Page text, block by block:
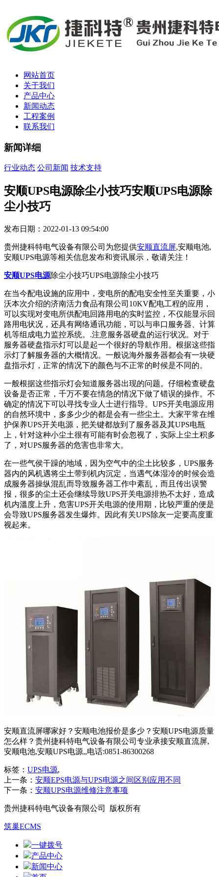
网站首页
关于我们
产品中心
新闻动态
工程案例
联系我们
新闻详细
行业动态 公司新闻 技术支持
安顺UPS电源除尘小技巧安顺UPS电源除
尘小技巧
发布日期：2022-01-13 09:54:00
贵州捷科特电气设备有限公司为您提供安顺直流屏,安顺电池,
安顺UPS电源等相关信息发布和资讯展示，敬请关注！
安顺UPS电源除尘小技巧UPS电源除尘小技巧
在当今配电设施的应用中，变电所的配电安全性至关重要，小
沃本次介绍的济南活力食品有限公司10KV配电工程的应用，
可以实现对变电所供配电回路用电的实时监控，不仅能显示回
路用电状况，还具有网络通讯功能，可以与串口服务器、计算
机等组成电力监控系统。.注意服务器硬盘的运行状况。对于
服务器硬盘指示灯可以是起一个很好的导航作用。根据这些指
示灯了解服务器的大概情况。一般说海外服务器都会有一块硬
盘指示灯，正常的情况下的颜色与不正常的时候是不同的。
一般根据这些指示灯会知道服务器出现的问题。仔细检查硬盘
设备是否正常，千万不要在情急的情况下做了错误的操作。不
确定的情况下可以寻找专业人士进行指导。UPS开关电源应用
的自然环境中，多多少少的都是会有一些尘土。大家平常在维
护保养UPS开关电源，把关键都放到了服务器及其UPS电瓶
上，针对这种小尘土很有可能有时会忽视了，实际上尘土积多
了，对UPS服务器的危害也非常大。
在一些气侯干躁的地域，因为空气中的尘土比较多，UPS服务
器内的风机遇将尘土带到机内沉定，当遇气体湿冷的时候会造
成服务器操纵混乱而导致服务器工作中紊乱，而且传出误警
报，很多的尘土还会继续导致UPS开关电源排热不太好，造成
机内溫度上升，危害UPS开关电源的使用期，比较严重的便是
会导致UPS服务器发生爆炸。因此有关UPS除灰一定要高度重
视起来。
安顺直流屏哪家好？安顺电池报价是多少？安顺UPS电源质量
怎么样？贵州捷科特电气设备有限公司专业承接安顺直流屏,
安顺电池,安顺UPS电源,,电话:0851-86300268
标签： UPS电源,
上一条： 安顺EPS电源与UPS电源之间区别应用不同
下一条： 安顺UPS电源维修注意事项
贵州捷科特电气设备有限公司 版权所有
筑巢ECMS
一键拨号
产品中心
新闻中心